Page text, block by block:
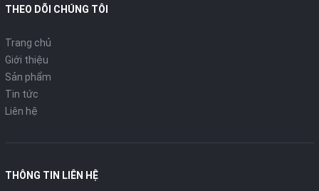
THEO DÕI CHÚNG TÔI
Trang chủ
Giới thiệu
Sản phẩm
Tin tức
Liên hệ
THÔNG TIN LIÊN HỆ